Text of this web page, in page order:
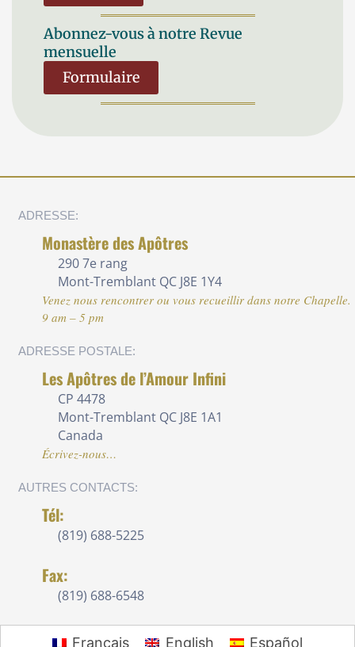
Abonnez-vous à notre Revue
mensuelle
Formulaire
ADRESSE:
Monastère des Apôtres
290 7e rang
Mont-Tremblant QC J8E 1Y4
Venez nous rencontrer ou vous recueillir dans notre Chapelle.
9 am – 5 pm
ADRESSE POSTALE:
Les Apôtres de l’Amour Infini
CP 4478
Mont-Tremblant QC J8E 1A1
Canada
Écrivez-nous…
AUTRES CONTACTS:
Tél:
(819) 688-5225
Fax:
(819) 688-6548
Français English Español